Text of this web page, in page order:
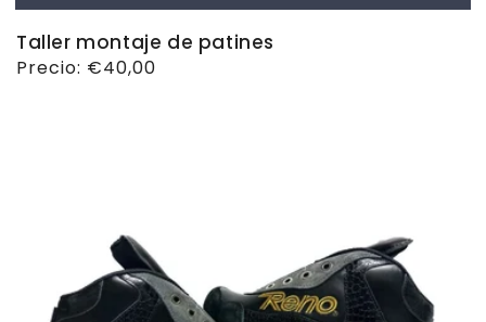
Taller montaje de patines
Precio
Precio: €40,00